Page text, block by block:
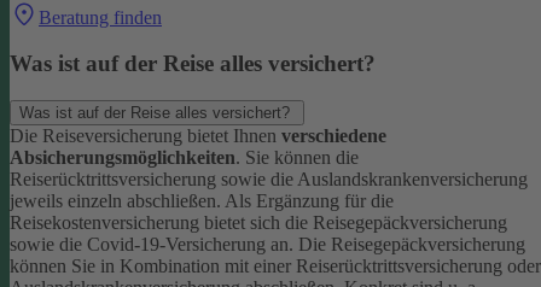
Beratung finden
Was ist auf der Reise alles versichert?
Was ist auf der Reise alles versichert?
Die Reiseversicherung bietet Ihnen verschiedene
Absicherungsmöglichkeiten. Sie können die
Reiserücktrittsversicherung sowie die Auslandskrankenversicherung
jeweils einzeln abschließen. Als Ergänzung für die
Reisekostenversicherung bietet sich die Reisegepäckversicherung
sowie die Covid-19-Versicherung an. Die Reisegepäckversicherung
können Sie in Kombination mit einer Reiserücktrittsversicherung oder